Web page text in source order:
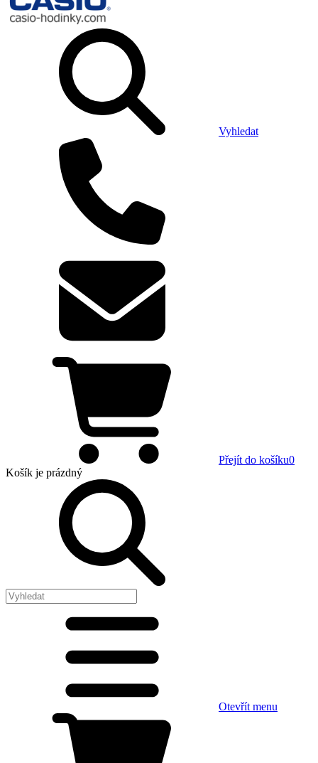
Vyhledat
Přejít do košíku0
Košík je prázdný
Otevřít menu